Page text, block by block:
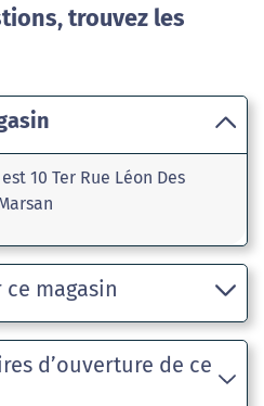
trouvez les
10 Ter Rue Léon Des
magasin
d’ouverture de ce